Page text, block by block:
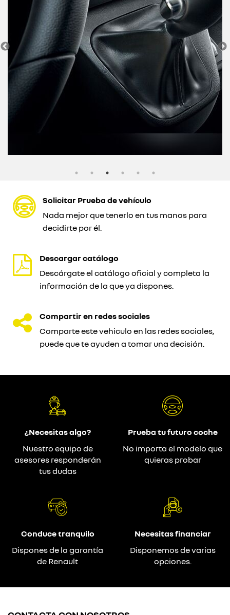
Solicitar Prueba de vehículo
Nada mejor que tenerlo en tus manos para
decidirte por él.
Descargar catálogo
Descárgate el catálogo oficial y completa la
información de la que ya dispones.
Compartir en redes sociales
Comparte este vehiculo en las redes sociales,
puede que te ayuden a tomar una decisión.
¿Necesitas algo?
Nuestro equipo de
asesores responderán
tus dudas
Prueba tu futuro coche
No importa el modelo que
quieras probar
Conduce tranquilo
Dispones de la garantía
de Renault
Necesitas financiar
Disponemos de varias
opciones.